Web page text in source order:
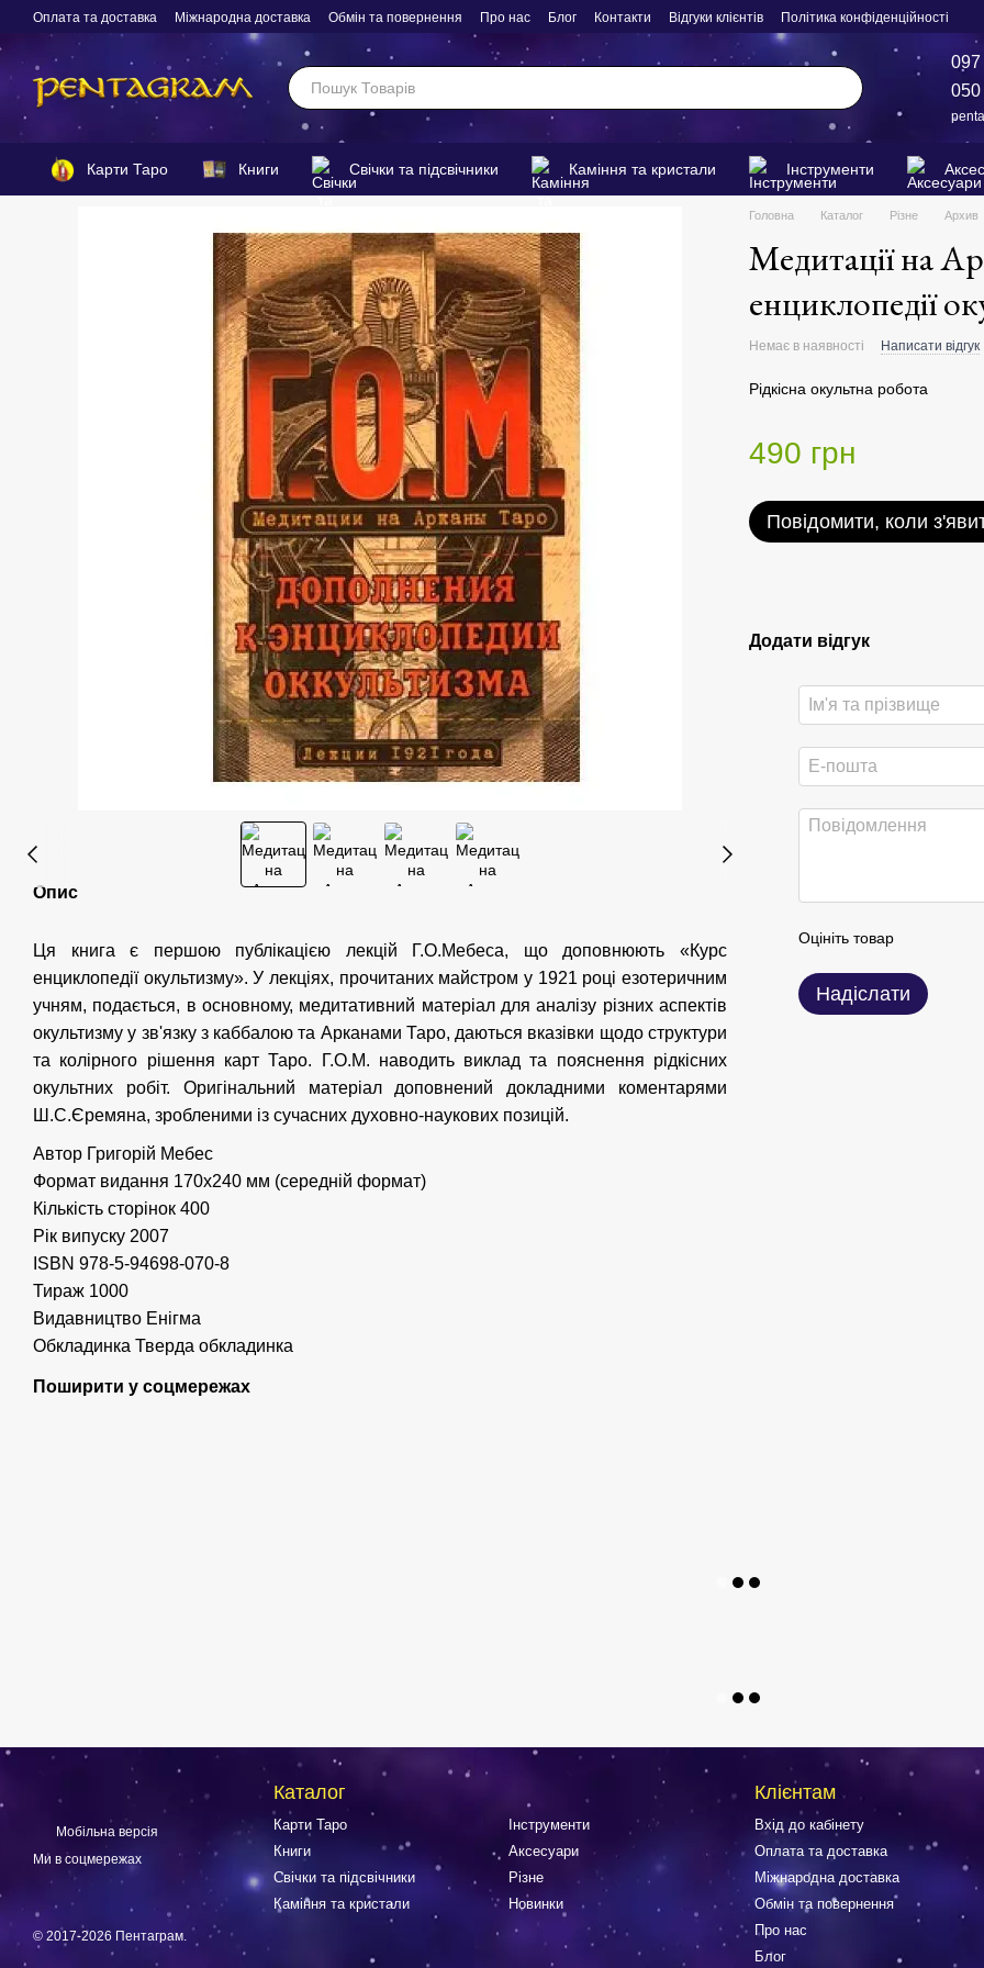
Перейти до основного контенту
Оплата та доставка Міжнародна доставка Обмін та повернення Про нас Блог Контакти Відгуки клієнтів Політика конфіденційності
097
050
Карти Таро Книги Свічки та підсвічники Каміння та кристали Інструменти
Опис
Ця книга є першою публікацією лекцій Г.О.Мебеса, що доповнюють «Курс
енциклопедії окультизму». У лекціях, прочитаних майстром у 1921 році езотеричним
учням, подається, в основному, медитативний матеріал для аналізу різних аспектів
окультизму у зв'язку з каббалою та Арканами Таро, даються вказівки щодо структури
та колірного рішення карт Таро. Г.О.М. наводить виклад та пояснення рідкісних
окультних робіт. Оригінальний матеріал доповнений докладними коментарями
Ш.С.Єремяна, зробленими із сучасних духовно-наукових позицій.
Автор Григорій Мебес
Формат видання 170x240 мм (середній формат)
Кількість сторінок 400
Рік випуску 2007
ISBN 978-5-94698-070-8
Тираж 1000
Видавництво Енігма
Обкладинка Тверда обкладинка
Поширити у соцмережах
Головна Каталог Різне Архив
Медитації на
енциклопедії
Немає в наявності Написати відгук
Рідкісна окультна робота
490 грн
Повідомити, коли
Додати відгук
Оцініть товар
Надіслати
Мобільна версія
Ми в соцмережах
© 2017-2026 Пентаграм.
Каталог
Карти Таро
Книги
Свічки та підсвічники
Каміння та кристали
Інструменти
Аксесуари
Різне
Новинки
Клієнтам
Вхід до кабінету
Оплата та доставка
Міжнародна доставка
Обмін та повернення
Про нас
Блог